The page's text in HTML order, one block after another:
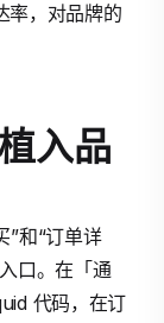
率，对品牌的
入品
”和“订单详
口。在「通
代码，在订